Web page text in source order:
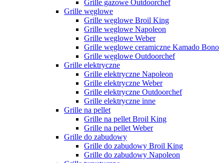
Grille gazowe Outdoorchef
Grille węglowe
Grille węglowe Broil King
Grille węglowe Napoleon
Grille węglowe Weber
Grille węglowe ceramiczne Kamado Bono
Grille węglowe Outdoorchef
Grille elektryczne
Grille elektryczne Napoleon
Grille elektryczne Weber
Grille elektryczne Outdoorchef
Grille elektryczne inne
Grille na pellet
Grille na pellet Broil King
Grille na pellet Weber
Grille do zabudowy
Grille do zabudowy Broil King
Grille do zabudowy Napoleon